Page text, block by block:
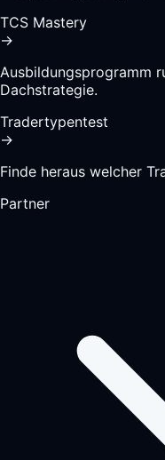
TCS Mastery
→
Ausbildungsprogramm
Dachstrategie.
Tradertypentest
→
Finde heraus welcher
Partner